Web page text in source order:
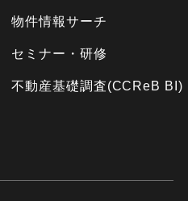
物件情報サーチ
セミナー・研修
不動産基礎調査(CCReB BI)